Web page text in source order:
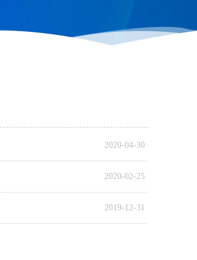
2020-04-30
2020-02-25
2019-12-31